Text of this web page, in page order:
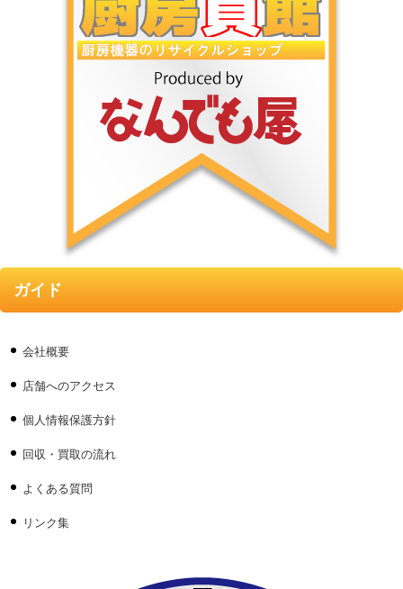
ガイド
会社概要
店舗へのアクセス
個人情報保護方針
回収・買取の流れ
よくある質問
リンク集